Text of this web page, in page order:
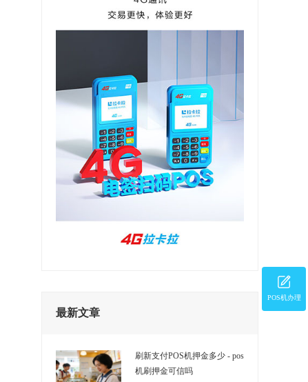
最新文章
刷新支付POS机押金多少 - pos
机刷押金可信吗
POS机办理